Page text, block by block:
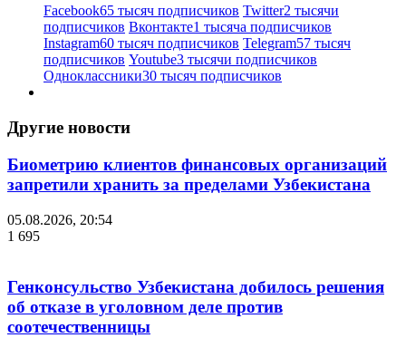
Facebook65 тысяч подписчиков Twitter2 тысячи
подписчиков Вконтакте1 тысяча подписчиков
Instagram60 тысяч подписчиков Telegram57 тысяч
подписчиков Youtube3 тысячи подписчиков
Одноклассники30 тысяч подписчиков
Другие новости
Биометрию клиентов финансовых организаций
запретили хранить за пределами Узбекистана
05.08.2026, 20:54
1 695
Генконсульство Узбекистана добилось решения
об отказе в уголовном деле против
соотечественницы